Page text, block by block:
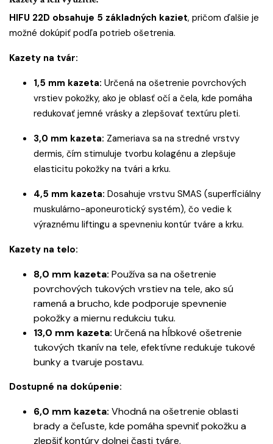
HIFU 22D obsahuje 5 základných kaziet, pričom ďalšie je
možné dokúpiť podľa potrieb ošetrenia.
Kazety na tvár:
1,5 mm kazeta: Určená na ošetrenie povrchových
vrstiev pokožky, ako je oblasť očí a čela, kde pomáha
redukovať jemné vrásky a zlepšovať textúru pleti.
3,0 mm kazeta: Zameriava sa na stredné vrstvy
dermis, čím stimuluje tvorbu kolagénu a zlepšuje
elasticitu pokožky na tvári a krku.
4,5 mm kazeta: Dosahuje vrstvu SMAS (superficiálny
muskulárno-aponeurotický systém), čo vedie k
výraznému liftingu a spevneniu kontúr tváre a krku.
Kazety na telo:
8,0 mm kazeta: Používa sa na ošetrenie
povrchových tukových vrstiev na tele, ako sú
ramená a brucho, kde podporuje spevnenie
pokožky a miernu redukciu tuku.
13,0 mm kazeta: Určená na hĺbkové ošetrenie
tukových tkanív na tele, efektívne redukuje tukové
bunky a tvaruje postavu.
Dostupné na dokúpenie:
6,0 mm kazeta: Vhodná na ošetrenie oblasti
brady a čeľuste, kde pomáha spevniť pokožku a
zlepšiť kontúry dolnej časti tváre.